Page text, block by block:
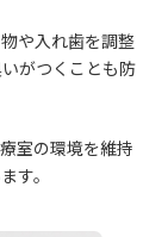
や入れ歯を調整
がつくことも防
室の環境を維持
す。